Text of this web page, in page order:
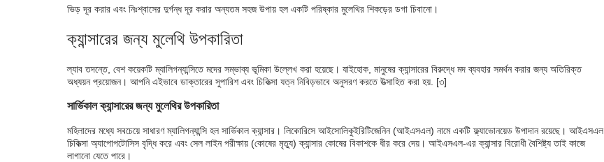
ভিড় দূর করার এবং নিঃশ্বাসের দুর্গন্ধ দূর করার অন্যতম সহজ উপায় হল একটি পরিষ্কার মুলেথির শিকড়ের ডগা চিবানো।
ক্যান্সারের জন্য মুলেথি উপকারিতা
ল্যাব তদন্তে, বেশ কয়েকটি ম্যালিগন্যান্সিতে মদের সম্ভাব্য ভূমিকা উল্লেখ করা হয়েছে। যাইহোক, মানুষের ক্যান্সারের বিরুদ্ধে মদ ব্যবহার সমর্থন করার জন্য অতিরিক্ত
অধ্যয়ন প্রয়োজন। আপনি এইভাবে ডাক্তারের সুপারিশ এবং চিকিত্সা যত্ন নিবিড়ভাবে অনুসরণ করতে উত্সাহিত করা হয়. [৩]
সার্ভিকাল ক্যান্সারের জন্য মুলেথির উপকারিতা
মহিলাদের মধ্যে সবচেয়ে সাধারণ ম্যালিগন্যান্সি হল সার্ভিকাল ক্যান্সার। লিকোরিসে আইসোলিকুইরিটিজেনিন (আইএসএল) নামে একটি ফ্ল্যাভোনয়েড উপাদান রয়েছে। আইএসএল
চিকিত্সা অ্যাপোপটোসিস বৃদ্ধি করে এবং সেল লাইন পরীক্ষায় (কোষের মৃত্যু) ক্যান্সার কোষের বিকাশকে ধীর করে দেয়। আইএসএল-এর ক্যান্সার বিরোধী বৈশিষ্ট্য তাই কাজে
লাগানো যেতে পারে।